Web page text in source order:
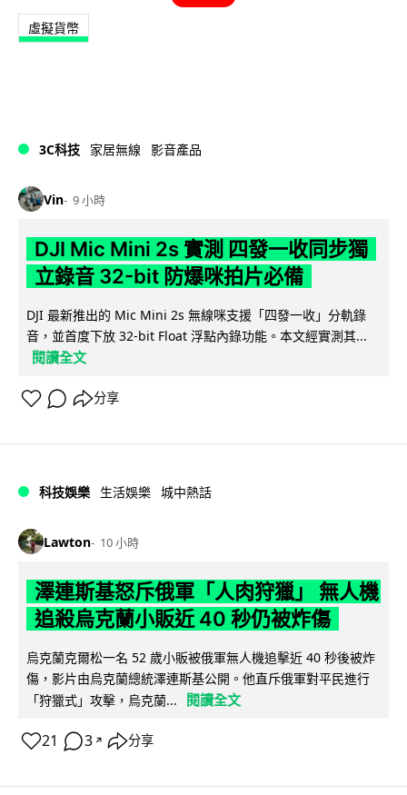
虛擬貨幣
3C科技 家居無線 影音產品
Vin 9 小時
DJI Mic Mini 2s 實測 四發一收同步獨
立錄音 32-bit 防爆咪拍片必備
DJI 最新推出的 Mic Mini 2s 無線咪支援「四發一收」分軌錄
音，並首度下放 32-bit Float 浮點內錄功能。本文經實測其...
閱讀全文
分享
科技娛樂 生活娛樂 城中熱話
Lawton 10 小時
澤連斯基怒斥俄軍「人肉狩獵」 無人機
追殺烏克蘭小販近 40 秒仍被炸傷
烏克蘭克爾松一名 52 歲小販被俄軍無人機追擊近 40 秒後被炸
傷，影片由烏克蘭總統澤連斯基公開。他直斥俄軍對平民進行
「狩獵式」攻擊，烏克蘭...
閱讀全文
21 3 ↗ 分享